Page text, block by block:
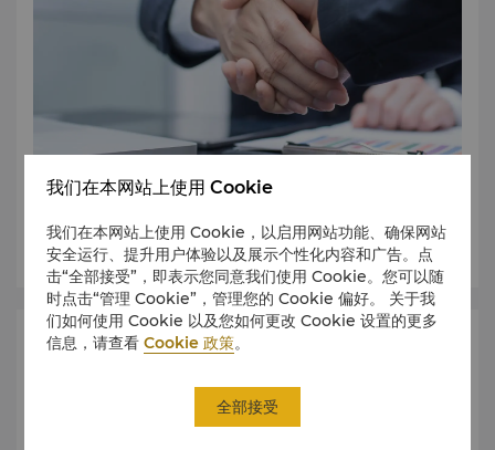
了解更多
索取建议书
我们在本网站上使用 Cookie
我们在本网站上使用 Cookie，以启用网站功能、确保网站
安全运行、提升用户体验以及展示个性化内容和广告。点
击“全部接受”，即表示您同意我们使用 Cookie。您可以随
时点击“管理 Cookie”，管理您的 Cookie 偏好。 关于我
们如何使用 Cookie 以及您如何更改 Cookie 设置的更多
信息，请查看Cookie 政策。
全部接受